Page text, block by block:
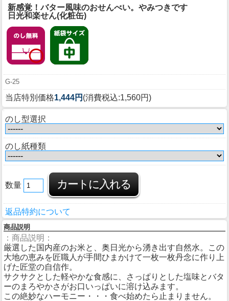
新感覚！バター風味のおせんべい。やみつきです
日光和楽せん(化粧缶)
G-25
当店特別価格1,444円 (消費税込:1,560円)
のし型選択
のし紙種類
数量
返品特約について
商品説明
：商品説明：
厳選した国内産のお米と、奥日光から湧き出す自然水。この
大地の恵みを匠職人が手間ひまかけて一枚一枚丹念に作り上
げた匠堂の自信作。
サクサクとした軽やかな食感に、さっぱりとした塩味とバタ
ーのまろやかさがお口いっぱいに溶け込みます。
この絶妙なハーモニー・・・食べ始めたら止まりません。